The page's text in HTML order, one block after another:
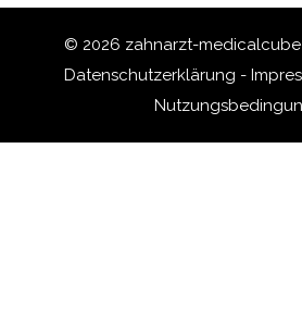
© 2026 zahnarzt-
Datenschutzerklärung -